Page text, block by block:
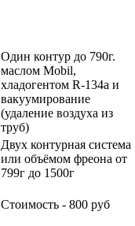
Один контур до 790г.
маслом Mobil,
хладогентом R-134a и
вакуумирование
(удаление воздуха из
труб)
Двух контурная система
или объёмом фреона от
799г до 1500г
Стоимость - 800 руб